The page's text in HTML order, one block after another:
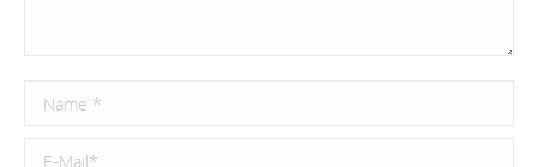
Name *
E-Mail *